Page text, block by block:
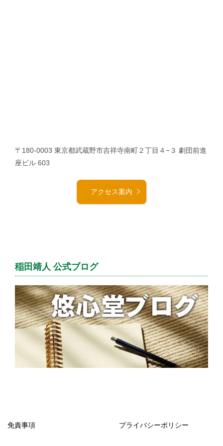
〒180-0003 東京都武蔵野市吉祥寺南町２丁目４−３ 劇団前進
座ビル 603
アクセス案内
稲田靖人 公式ブログ
免責事項 プライバシーポリシー